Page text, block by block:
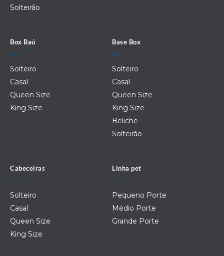
Solteirão
Box Baú
Solteiro
Casal
Queen Size
King Size
Base Box
Solteiro
Casal
Queen Size
King Size
Beliche
Solteirão
Cabeceiras
Solteiro
Casal
Queen Size
King Size
Linha pet
Pequeno Porte
Médio Porte
Grande Porte